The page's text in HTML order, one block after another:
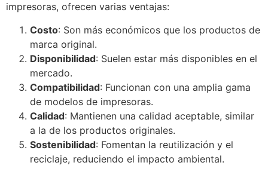
impresoras, ofrecen varias ventajas:
Costo: Son más económicos que los productos de
marca original.
Disponibilidad: Suelen estar más disponibles en el
mercado.
Compatibilidad: Funcionan con una amplia gama
de modelos de impresoras.
Calidad: Mantienen una calidad aceptable, similar
a la de los productos originales.
Sostenibilidad: Fomentan la reutilización y el
reciclaje, reduciendo el impacto ambiental.